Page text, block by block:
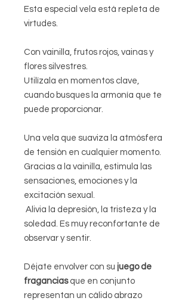
Esta especial vela está repleta de
virtudes.
Con vainilla, frutos rojos, vainas y
flores silvestres.
Utilízala en momentos clave,
cuando busques la armonía que te
puede proporcionar.
Una vela que suaviza la atmósfera
de tensión en cualquier momento.
Gracias a la vainilla, estimula las
sensaciones, emociones y la
excitación sexual.
Alivia la depresión, la tristeza y la
soledad. Es muy reconfortante de
observar y sentir.
Déjate envolver con su juego de
fragancias que en conjunto
representan un cálido abrazo